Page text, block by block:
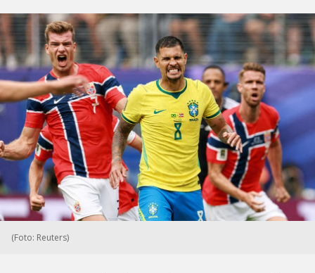
(Foto: Reuters)